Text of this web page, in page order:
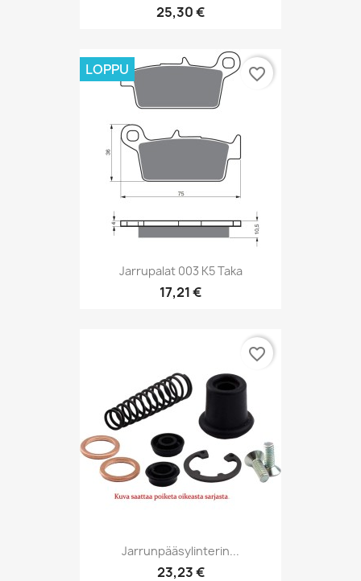
25,30 €
Jarrupalat 003 K5 Taka
17,21 €
LOPPU favorite_border
Jarrunpääsylinterin...
23,23 €
favorite_border